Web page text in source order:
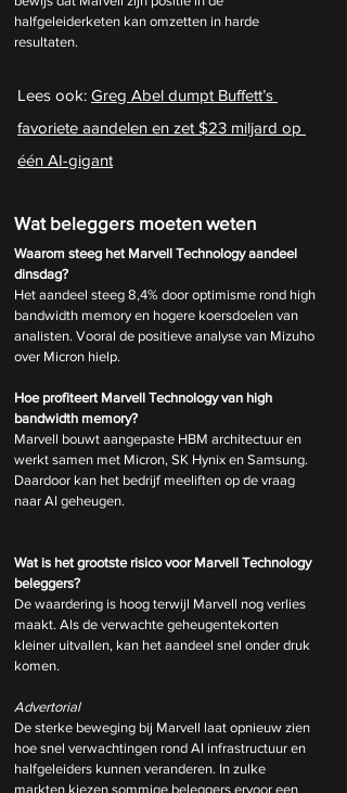
halfgeleiderketen kan omzetten in harde
resultaten.
Lees ook: Greg Abel dumpt Buffett’s
favoriete aandelen en zet $23 miljard op
één AI-gigant
Wat beleggers moeten weten
Waarom steeg het Marvell Technology aandeel
dinsdag?
Het aandeel steeg 8,4% door optimisme rond high
bandwidth memory en hogere koersdoelen van
analisten. Vooral de positieve analyse van Mizuho
over Micron hielp.
Hoe profiteert Marvell Technology van high
bandwidth memory?
Marvell bouwt aangepaste HBM architectuur en
werkt samen met Micron, SK Hynix en Samsung.
Daardoor kan het bedrijf meeliften op de vraag
naar AI geheugen.
Wat is het grootste risico voor Marvell Technology
beleggers?
De waardering is hoog terwijl Marvell nog verlies
maakt. Als de verwachte geheugentekorten
kleiner uitvallen, kan het aandeel snel onder druk
komen.
Advertorial
De sterke beweging bij Marvell laat opnieuw zien
hoe snel verwachtingen rond AI infrastructuur en
halfgeleiders kunnen veranderen. In zulke
markten kiezen sommige beleggers ervoor een